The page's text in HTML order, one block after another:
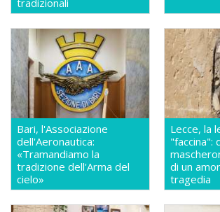
tradizionali
Bari, l'Associazione
dell'Aeronautica:
«Tramandiamo la
tradizione dell'Arma del
cielo»
Lecce, la
"faccina":
di un
tragedia